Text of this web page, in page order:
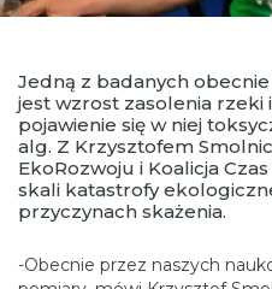
Jedną z badanych
jest wzrost zasolenia rzeki
pojawienie się w niej
alg. Z Krzysztofem
EkoRozwoju i Koalicja
skali katastrofy
przyczynach skażenia.
-Obecnie przez naszych